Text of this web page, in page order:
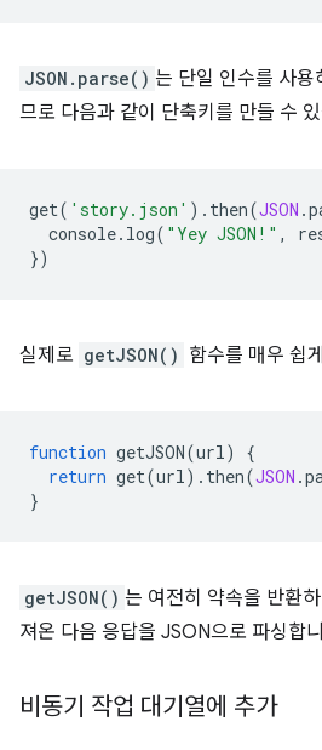
JSON.parse() 는 단일 인수를 사
므로 다음과 같이 단축키를 만들 수
get( 'story.json' ). then(JSON .
console. log( "Yey JSON!" ,
})
실제로 getJSON() 함수를 매우 쉽
function getJSON(url)
{
return get(url). then(JSON .
}
getJSON() 는 여전히 약속을 반환
져온 다음 응답을 JSON으로 파싱합
비동기 작업 대기열에 추가